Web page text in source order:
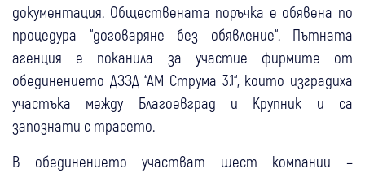
документация. Обществената поръчка е обявена по
процедура “договаряне без обявление“. Пътната
агенция е поканила за участие фирмите от
обединението ДЗЗД “АМ Струма 3.1“, които изградиха
участъка между Благоевград и Крупник и са
запознати с трасето.
В обединението участват шест компании –